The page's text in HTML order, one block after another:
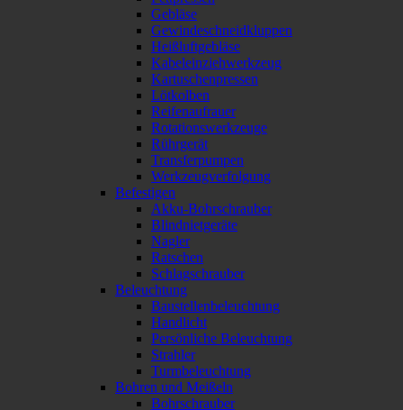
Gebläse
Gewindeschneidkluppen
Heißluftgebläse
Kabeleinziehwerkzeug
Kartuschenpressen
Lötkolben
Reifenaufrauer
Rotationswerkzeuge
Rührgerät
Transferpumpen
Werkzeugverfolgung
Befestigen
Akku-Bohrschrauber
Blindnietgeräte
Nagler
Ratschen
Schlagschrauber
Beleuchtung
Baustellenbeleuchtung
Handlicht
Persönliche Beleuchtung
Strahler
Turmbeleuchtung
Bohren und Meißeln
Bohrschrauber